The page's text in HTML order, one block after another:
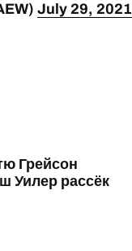
July 29, 2021
Грейсон
Уилер рассёк